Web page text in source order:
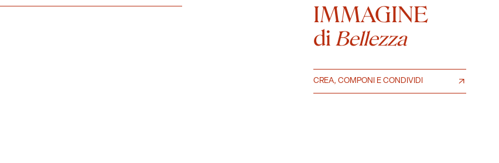
IMMAGINE
di Bellezza
CREA, COMPONI E CONDIVIDI